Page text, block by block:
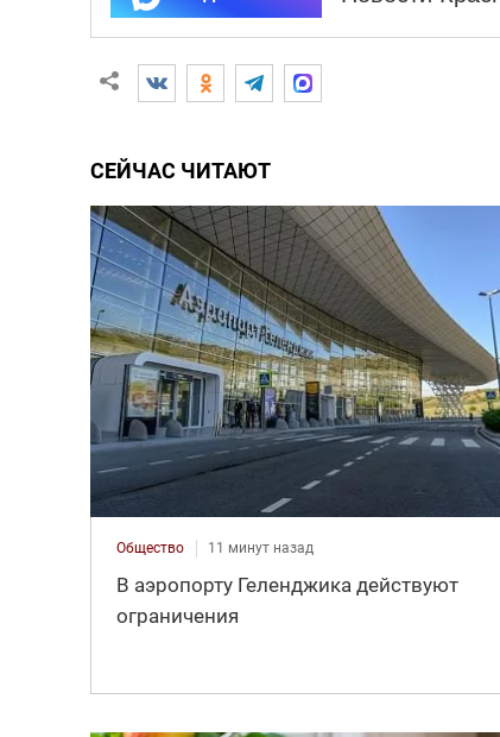
СЕЙЧАС ЧИТАЮТ
Общество 11 минут назад
В аэропорту Геленджика действуют
ограничения